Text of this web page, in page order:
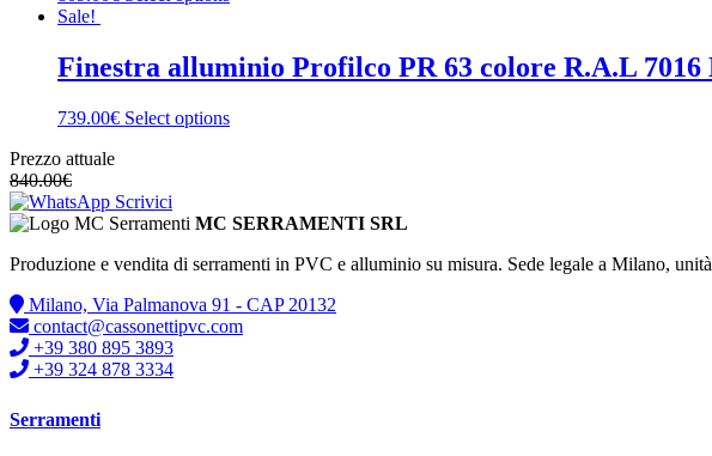
Sale!
Finestra alluminio Profilco PR 63 colore R.A.L 7016
739.00€ Select options
Prezzo attuale
840.00€
Scrivici
MC SERRAMENTI SRL
Produzione e vendita di serramenti in PVC e alluminio su misura. Sede legale a Milano,
Milano, Via Palmanova 91 - CAP 20132
contact@cassonettipvc.com
+39 380 895 3893
+39 324 878 3334
Serramenti